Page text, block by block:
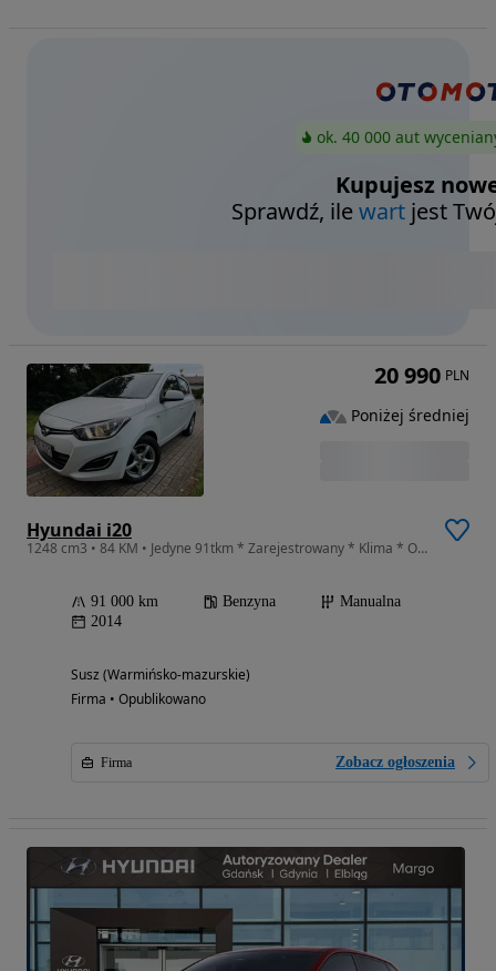
ok. 40 000 aut
Kupujesz
Sprawdź, ilewart jest
Hyundai i20
1248 cm3 • 84 KM • Jedyne 91tkm * Zarejestrowany * Klima * Oryginał * Alu
91 000 km Benzyna
Manualna
2014
Susz (Warmińsko-mazurskie)
Firma • Opublikowano
Firma Zobacz ogłoszenia
20 990 PLN
Poniżej średniej